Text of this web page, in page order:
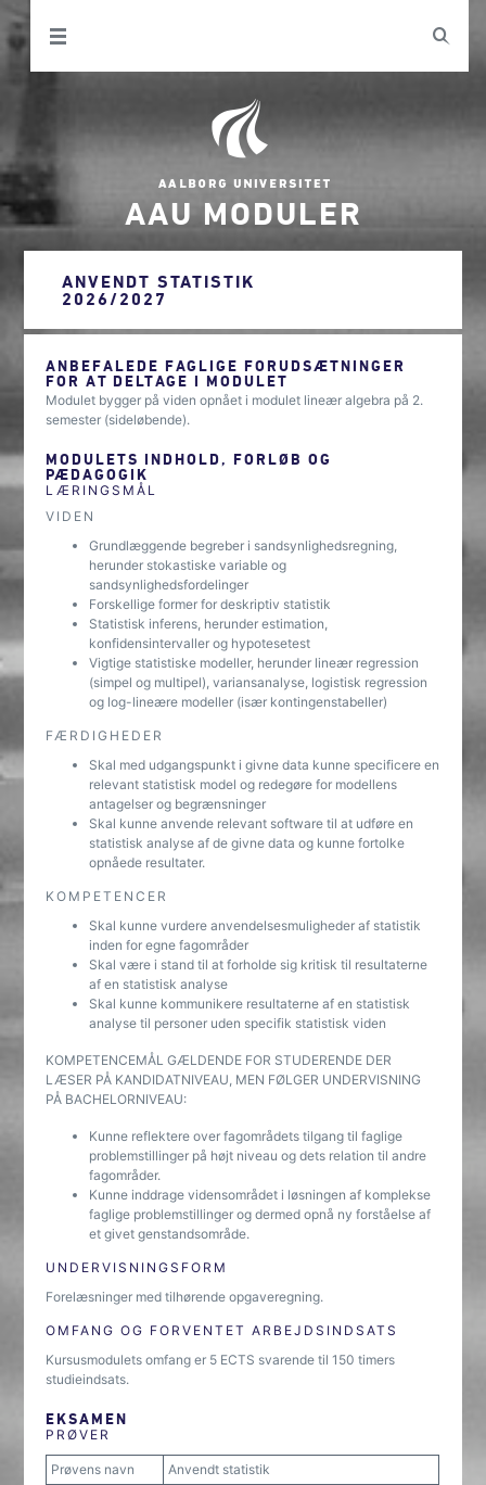
AAU MODULER
ANVENDT STATISTIK
2026/2027
ANBEFALEDE FAGLIGE FORUDSÆTNINGER
FOR AT DELTAGE I MODULET
Modulet bygger på viden opnået i modulet lineær algebra på 2.
semester (sideløbende).
MODULETS INDHOLD, FORLØB OG
PÆDAGOGIK
LÆRINGSMÅL
VIDEN
Grundlæggende begreber i sandsynlighedsregning,
herunder stokastiske variable og
sandsynlighedsfordelinger
Forskellige former for deskriptiv statistik
Statistisk inferens, herunder estimation,
konfidensintervaller og hypotesetest
Vigtige statistiske modeller, herunder lineær regression
(simpel og multipel), variansanalyse, logistisk regression
og log-lineære modeller (især kontingenstabeller)
FÆRDIGHEDER
Skal med udgangspunkt i givne data kunne specificere en
relevant statistisk model og redegøre for modellens
antagelser og begrænsninger
Skal kunne anvende relevant software til at udføre en
statistisk analyse af de givne data og kunne fortolke
opnåede resultater.
KOMPETENCER
Skal kunne vurdere anvendelsesmuligheder af statistik
inden for egne fagområder
Skal være i stand til at forholde sig kritisk til resultaterne
af en statistisk analyse
Skal kunne kommunikere resultaterne af en statistisk
analyse til personer uden specifik statistisk viden
KOMPETENCEMÅL GÆLDENDE FOR STUDERENDE DER
LÆSER PÅ KANDIDATNIVEAU, MEN FØLGER UNDERVISNING
PÅ BACHELORNIVEAU:
Kunne reflektere over fagområdets tilgang til faglige
problemstillinger på højt niveau og dets relation til andre
fagområder.
Kunne inddrage vidensområdet i løsningen af komplekse
faglige problemstillinger og dermed opnå ny forståelse af
et givet genstandsområde.
UNDERVISNINGSFORM
Forelæsninger med tilhørende opgaveregning.
OMFANG OG FORVENTET ARBEJDSINDSATS
Kursusmodulets omfang er 5 ECTS svarende til 150 timers
studieindsats.
EKSAMEN
PRØVER
Prøvens navn
Anvendt statistik